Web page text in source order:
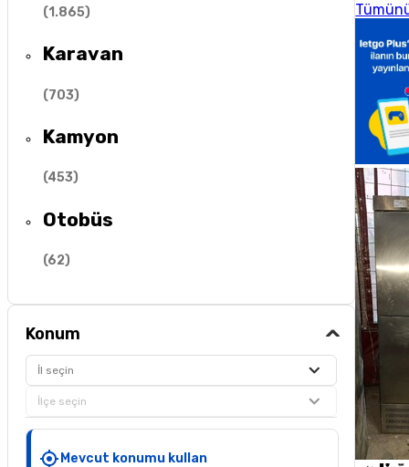
(1.865)
Karavan
(703)
Kamyon
(453)
Otobüs
(62)
Konum
İl seçin
İlçe seçin
Mevcut konumu kullan